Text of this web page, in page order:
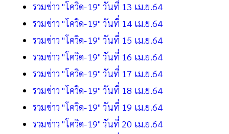
รวมข่าว "โควิด-19" วันที่ 13 เม.ย.64
รวมข่าว "โควิด-19" วันที่ 14 เม.ย.64
รวมข่าว "โควิด-19" วันที่ 15 เม.ย.64
รวมข่าว "โควิด-19" วันที่ 16 เม.ย.64
รวมข่าว "โควิด-19" วันที่ 17 เม.ย.64
รวมข่าว "โควิด-19" วันที่ 18 เม.ย.64
รวมข่าว "โควิด-19" วันที่ 19 เม.ย.64
รวมข่าว "โควิด-19" วันที่ 20 เม.ย.64